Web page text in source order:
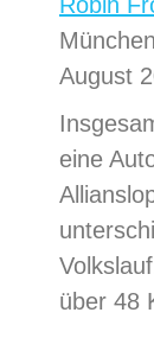
August
eine
über 48